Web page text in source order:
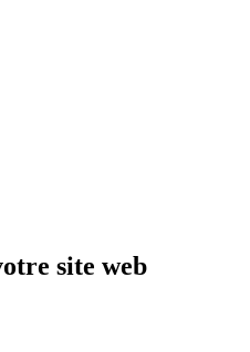
site web